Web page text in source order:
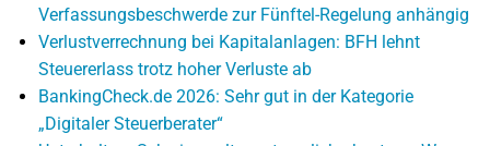
Verfassungsbeschwerde zur Fünftel-Regelung anhängig
Verlustverrechnung bei Kapitalanlagen: BFH lehnt
Steuererlass trotz hoher Verluste ab
BankingCheck.de 2026: Sehr gut in der Kategorie
„Digitaler Steuerberater“